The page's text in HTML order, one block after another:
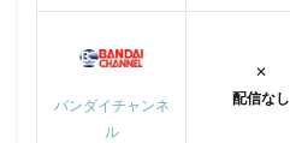
バンダイチャンネ
ル
✕
配信なし